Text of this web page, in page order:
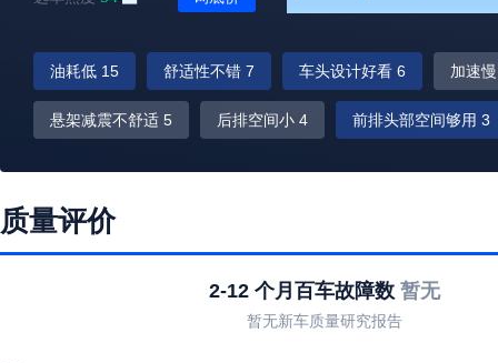
油耗低 15 舒适性不错 7 车头设计好看 6 加速
悬架减震不舒适 5 后排空间小 4 前排头部空间够用 3
配置丰富 3 内饰材质满意 3 低速平顺性差 3 胎
换挡平顺 2
质量评价
2-12 个月百车故障数 暂无
暂无新车质量研究报告